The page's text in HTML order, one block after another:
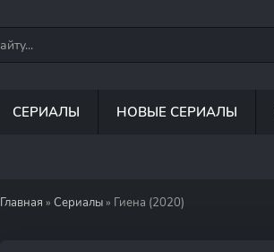
СЕРИАЛЫ НОВЫЕ СЕРИАЛЫ
Главная » Сериалы » Гиена (2020)